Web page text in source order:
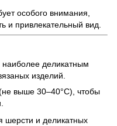
особого внимания,
и привлекательный вид.
деликатным
изделий.
выше 30–40°C), чтобы
шерсти и деликатных